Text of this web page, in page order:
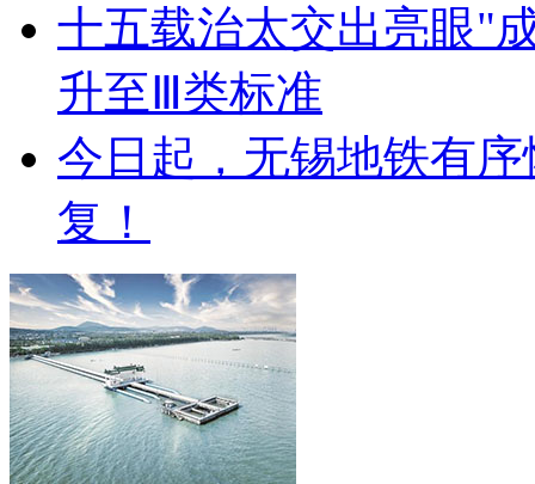
十五载治太交出亮眼"
升至Ⅲ类标准
今日起，无锡地铁有
复！